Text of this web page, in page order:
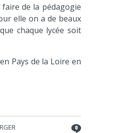
faire de la pédagogie
elle on a de beaux
chaque lycée soit
Pays de la Loire en
0